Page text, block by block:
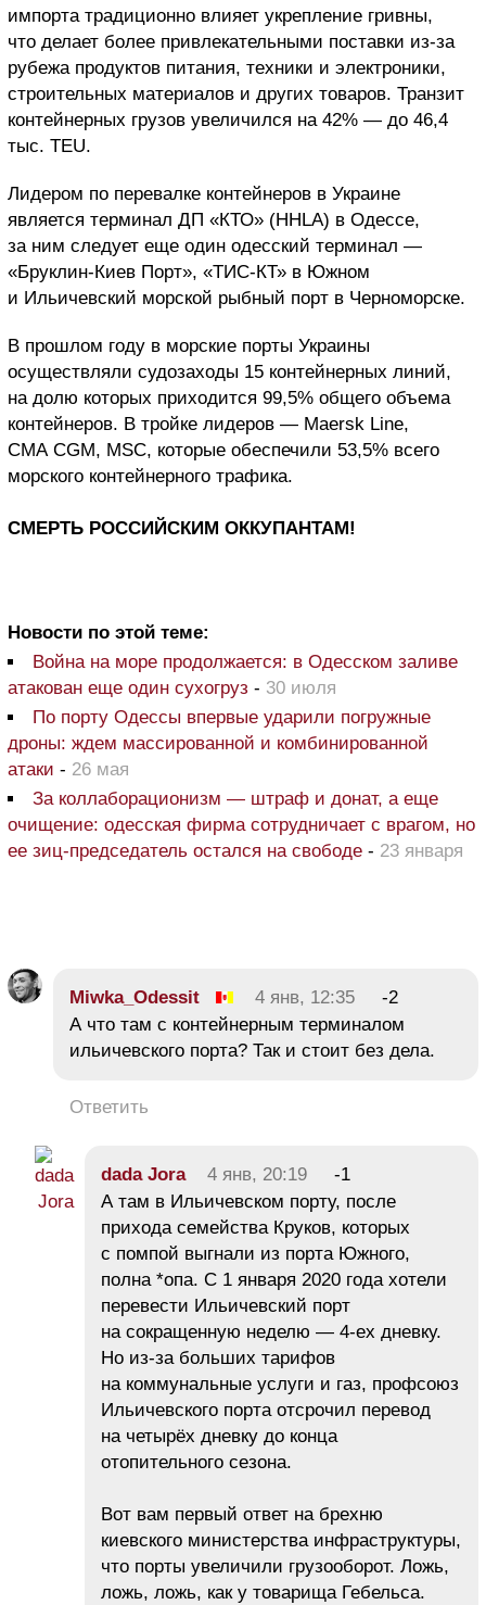
импорта традиционно влияет укрепление гривны,
что делает более привлекательными поставки из-за
рубежа продуктов питания, техники и электроники,
строительных материалов и других товаров. Транзит
контейнерных грузов увеличился на 42% — до 46,4
тыс. TEU.
Лидером по перевалке контейнеров в Украине
является терминал ДП «КТО» (HHLA) в Одессе,
за ним следует еще один одесский терминал —
«Бруклин-Киев Порт», «ТИС-КТ» в Южном
и Ильичевский морской рыбный порт в Черноморске.
В прошлом году в морские порты Украины
осуществляли судозаходы 15 контейнерных линий,
на долю которых приходится 99,5% общего объема
контейнеров. В тройке лидеров — Maersk Line,
CMA CGM, MSC, которые обеспечили 53,5% всего
морского контейнерного трафика.
СМЕРТЬ РОССИЙСКИМ ОККУПАНТАМ!
Новости по этой теме:
Война на море продолжается: в Одесском заливе
атакован еще один сухогруз - 30 июля
По порту Одессы впервые ударили погружные
дроны: ждем массированной и комбинированной
атаки - 26 мая
За коллаборационизм — штраф и донат, а еще
очищение: одесская фирма сотрудничает с врагом, но
ее зиц-председатель остался на свободе - 23 января
Miwka_Odessit 4 янв, 12:35
-2
А что там с контейнерным терминалом
ильичевского порта? Так и стоит без дела.
Ответить
dada Jora 4 янв, 20:19
-1
А там в Ильичевском порту, после
прихода семейства Круков, которых
с помпой выгнали из порта Южного,
полна *опа. С 1 января 2020 года хотели
перевести Ильичевский порт
на сокращенную неделю — 4-ех дневку.
Но из-за больших тарифов
на коммунальные услуги и газ, профсоюз
Ильичевского порта отсрочил перевод
на четырёх дневку до конца
отопительного сезона.
Вот вам первый ответ на брехню
киевского министерства инфраструктуры,
что порты увеличили грузооборот. Ложь,
ложь, ложь, как у товарища Гебельса.